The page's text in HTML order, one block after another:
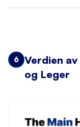
6 Verdien
og Leger